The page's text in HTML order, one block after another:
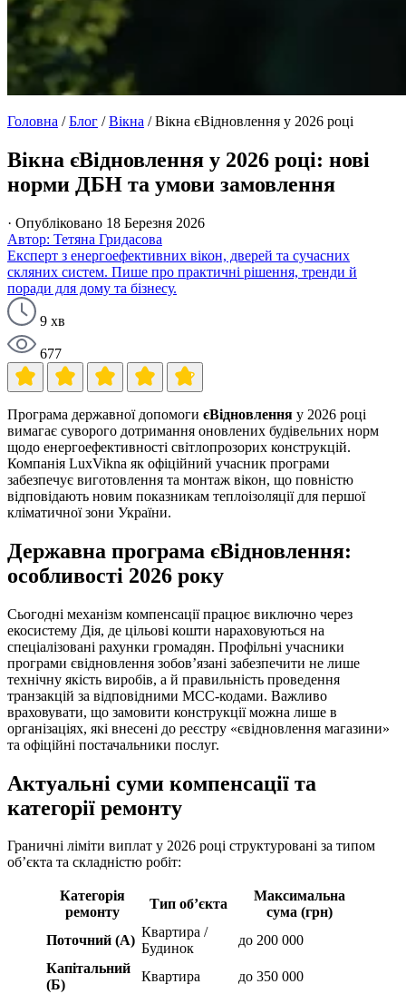
Головна /Блог /Вікна /Вікна єВідновлення у 2026 році
Вікна єВідновлення у 2026 році: нові
норми ДБН та умови замовлення
· Опубліковано 18 Березня 2026
Автор: Тетяна Гридасова
Експерт з енергоефективних вікон, дверей та сучасних
скляних систем. Пише про практичні рішення, тренди й
поради для дому та бізнесу.
9 хв
677
Програма державної допомоги єВідновлення у 2026 році
вимагає суворого дотримання оновлених будівельних норм
щодо енергоефективності світлопрозорих конструкцій.
Компанія LuxVikna як офіційний учасник програми
забезпечує виготовлення та монтаж вікон, що повністю
відповідають новим показникам теплоізоляції для першої
кліматичної зони України.
Державна програма єВідновлення:
особливості 2026 року
Сьогодні механізм компенсації працює виключно через
екосистему Дія, де цільові кошти нараховуються на
спеціалізовані рахунки громадян. Профільні учасники
програми євідновлення зобов’язані забезпечити не лише
технічну якість виробів, а й правильність проведення
транзакцій за відповідними МСС-кодами. Важливо
враховувати, що замовити конструкції можна лише в
організаціях, які внесені до реєстру «євідновлення магазини»
та офіційні постачальники послуг.
Актуальні суми компенсації та
категорії ремонту
Граничні ліміти виплат у 2026 році структуровані за типом
об’єкта та складністю робіт:
Категорія
ремонту
Тип об’єкта
Максимальна
сума (грн)
Поточний (А)
Квартира /
Будинок
до 200 000
Капітальний
(Б)
Квартира
до 350 000